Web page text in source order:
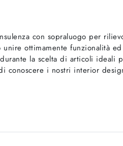
con sopraluogo per
ottimamente funzionalità
la scelta di articoli ideali
conoscere i nostri interior